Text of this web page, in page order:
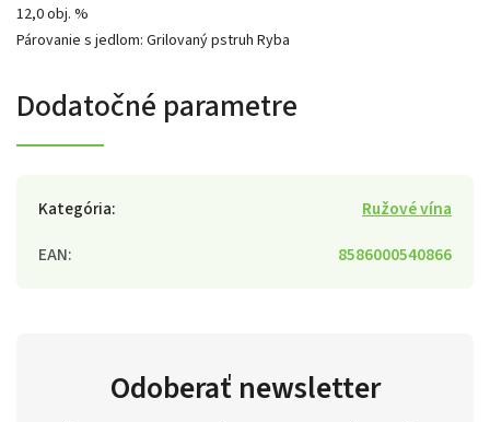
12,0 obj. %
Párovanie s jedlom: Grilovaný pstruh Ryba
Dodatočné parametre
Kategória:
Ružové vína
EAN: 8586000540866
Odoberať newsletter